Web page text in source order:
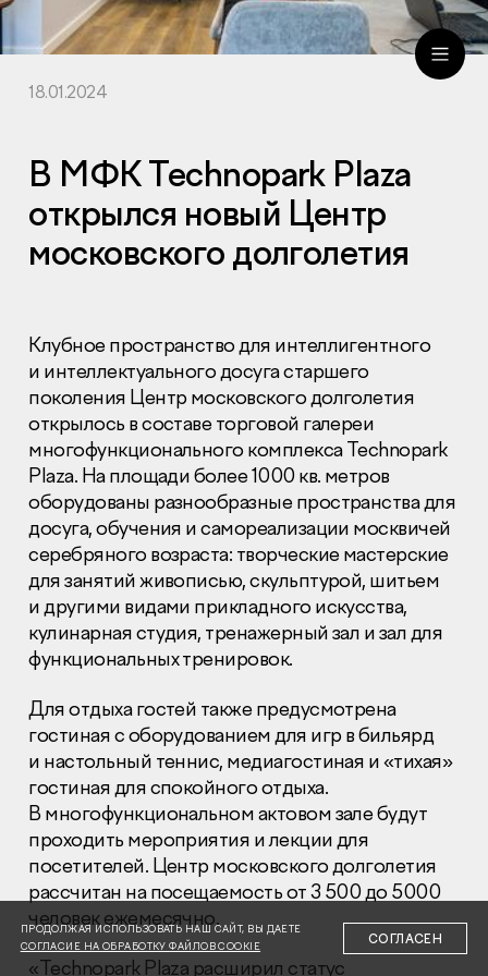
Раскрытие информации
Правовая информация
Глaвный oфиc
+7 (495) 502 95 59
Отдел продаж
+7 (495) 641-35-35
Заказать звонок
© 2001-2026 Компания «Пионер»
18.01.2024
В МФК Technopark Plaza
открылся новый Центр
московского долголетия
Клубное пространство для интеллигентного
и интеллектуального досуга старшего
поколения Центр московского долголетия
открылось в составе торговой галереи
многофункционального комплекса Technopark
Plaza. На площади более 1000 кв. метров
оборудованы разнообразные пространства для
досуга, обучения и самореализации москвичей
серебряного возраста: творческие мастерские
для занятий живописью, скульптурой, шитьем
и другими видами прикладного искусства,
кулинарная студия, тренажерный зал и зал для
функциональных тренировок.
Для отдыха гостей также предусмотрена
гостиная с оборудованием для игр в бильярд
и настольный теннис, медиагостиная и «тихая»
гостиная для спокойного отдыха.
В многофункциональном актовом зале будут
проходить мероприятия и лекции для
посетителей. Центр московского долголетия
рассчитан на посещаемость от 3 500 до 5000
человек ежемесячно.
«Technopark Plaza расширил статус
ПРОДОЛЖАЯ ИСПОЛЬЗОВАТЬ НАШ САЙТ, ВЫ ДАЕТЕ
СОГЛАСИЕ НА ОБРАБОТКУ ФАЙЛОВ COOKIE
СОГЛАСЕН